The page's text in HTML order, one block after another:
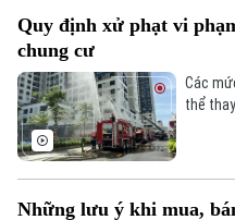
Quy định xử phạt vi
chung cư
Các
thể
Những lưu ý khi mua,